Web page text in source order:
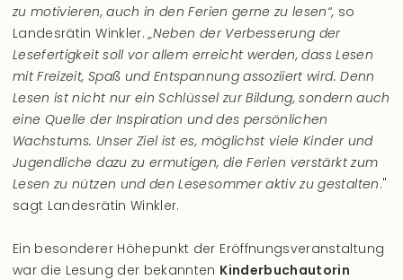
zu motivieren, auch in den Ferien gerne zu lesen“, so
Landesrätin Winkler.„Neben der Verbesserung der
Lesefertigkeit soll vor allem erreicht werden, dass Lesen
mit Freizeit, Spaß und Entspannung assoziiert wird. Denn
Lesen ist nicht nur ein Schlüssel zur Bildung, sondern auch
eine Quelle der Inspiration und des persönlichen
Wachstums. Unser Ziel ist es, möglichst viele Kinder und
Jugendliche dazu zu ermutigen, die Ferien verstärkt zum
Lesen zu nützen und den Lesesommer aktiv zu gestalten."
sagt Landesrätin Winkler.
Ein besonderer Höhepunkt der Eröffnungsveranstaltung
war die Lesung der bekannten Kinderbuchautorin